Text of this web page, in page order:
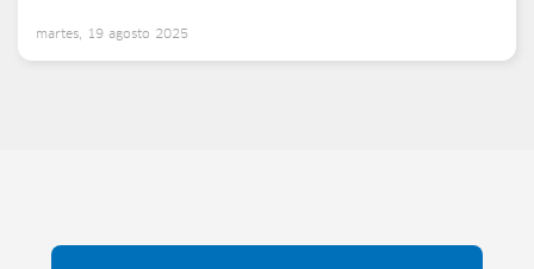
martes, 19 agosto 2025